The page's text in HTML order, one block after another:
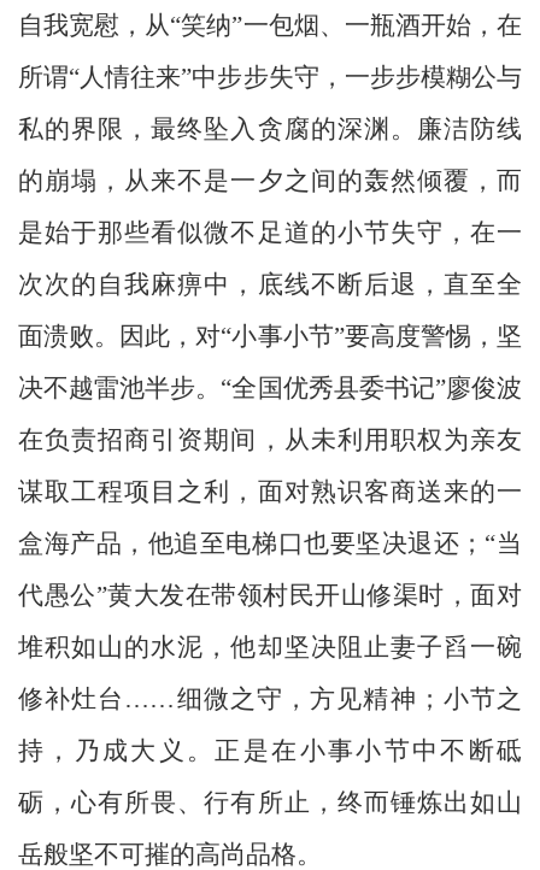
自我宽慰，从“笑纳”一包烟、一瓶酒开始，在
所谓“人情往来”中步步失守，一步步模糊公与
私的界限，最终坠入贪腐的深渊。廉洁防线
的崩塌，从来不是一夕之间的轰然倾覆，而
是始于那些看似微不足道的小节失守，在一
次次的自我麻痹中，底线不断后退，直至全
面溃败。因此，对“小事小节”要高度警惕，坚
决不越雷池半步。“全国优秀县委书记”廖俊波
在负责招商引资期间，从未利用职权为亲友
谋取工程项目之利，面对熟识客商送来的一
盒海产品，他追至电梯口也要坚决退还；“当
代愚公”黄大发在带领村民开山修渠时，面对
堆积如山的水泥，他却坚决阻止妻子舀一碗
修补灶台……细微之守，方见精神；小节之
持，乃成大义。正是在小事小节中不断砥
砺，心有所畏、行有所止，终而锤炼出如山
岳般坚不可摧的高尚品格。